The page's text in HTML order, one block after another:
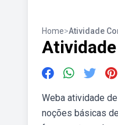
Home>Atividade
Weba atividade
noções básicas